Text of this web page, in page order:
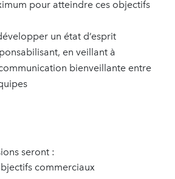
pour atteindre ces objectifs
un état d’esprit
en veillant à
bienveillante entre
seront :
commerciaux